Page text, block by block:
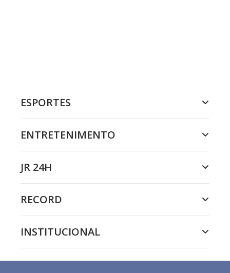
ESPORTES
ENTRETENIMENTO
JR 24H
RECORD
INSTITUCIONAL